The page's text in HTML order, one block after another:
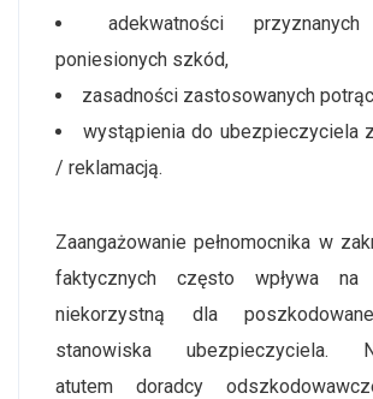
adekwatności
poniesionych szkód,
zasadności zastosowanych
wystąpienia do ubezpieczyciela
/ reklamacją.
Zaangażowanie pełnomocnika w
faktycznych często wpływa na
niekorzystną dla
stanowiska ubezpieczyciela.
atutem doradcy